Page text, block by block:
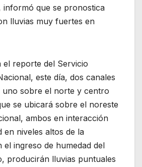
informó que se pronostica
lluvias muy fuertes en
el reporte del Servicio
este día, dos canales
uno sobre el norte y centro
se ubicará sobre el noreste
ambos en interacción
en niveles altos de la
ingreso de humedad del
producirán lluvias puntuales